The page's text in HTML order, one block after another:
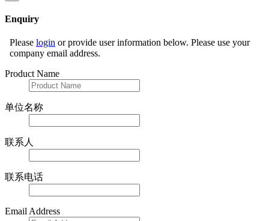
Enquiry
Please login or provide user information below. Please use your
company email address.
Product Name
单位名称
联系人
联系电话
Email Address